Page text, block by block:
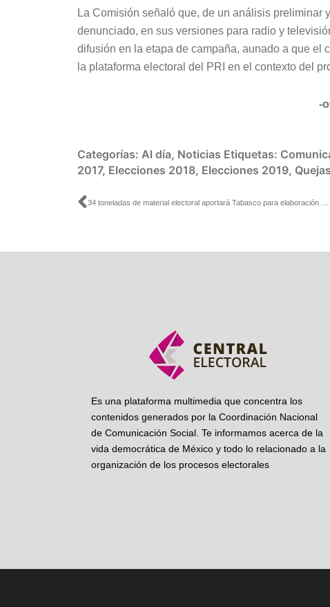
La Comisión señaló que, de un análisis preliminar
denunciado, en sus versiones para radio y
difusión en la etapa de campaña, aunado a que el
la plataforma electoral del PRI en el contexto del
-
Categorías: Al día, Noticias Etiquetas:
2017, Elecciones 2018, Elecciones 2019,
Ant
Es una plataforma multimedia que concentra los
contenidos generados por la Coordinación Nacional
de Comunicación Social. Te informamos acerca de la
vida democrática de México y todo lo relacionado a la
organización de los procesos electorales